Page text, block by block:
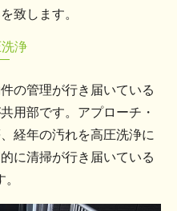
致します。
浄
の管理が行き届いている
用部です。アプローチ・
経年の汚れを高圧洗浄に
に清掃が行き届いている